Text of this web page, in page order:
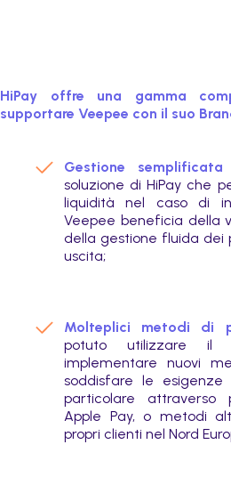
HiPay offre una gamma
supportare Veepee con il suo
Gestione
soluzione di HiPay che
liquidità nel caso di
Veepee beneficia della
della gestione fluida dei
uscita;
Molteplici metodi di
potuto utilizzare il
implementare nuovi
soddisfare le esigenze
particolare attraverso
Apple Pay, o metodi
propri clienti nel Nord